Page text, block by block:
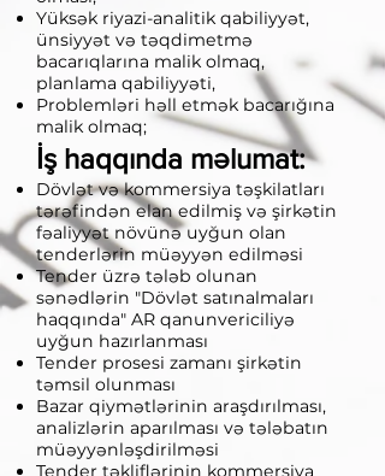
Yüksək riyazi-analitik qabiliyyət,
ünsiyyət və təqdimetmə
bacarıqlarına malik olmaq,
planlama qabiliyyəti,
Problemləri həll etmək bacarığına
malik olmaq;
İş haqqında məlumat:
Dövlət və kommersiya təşkilatları
tərəfindən elan edilmiş və şirkətin
fəaliyyət növünə uyğun olan
tenderlərin müəyyən edilməsi
Tender üzrə tələb olunan
sənədlərin "Dövlət satınalmaları
haqqında" AR qanunvericiliyə
uyğun hazırlanması
Tender prosesi zamanı şirkətin
təmsil olunması
Bazar qiymətlərinin araşdırılması,
analizlərin aparılması və tələbatın
müəyyənləşdirilməsi
Tender təkliflərinin kommersiya